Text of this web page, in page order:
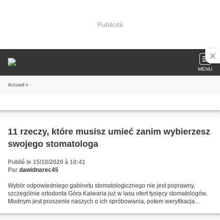
Publicité
MENU
Accueil »
11 rzeczy, które musisz umieć zanim wybierzesz
swojego stomatologa
Publié le 15/10/2020 à 10:41
Par dawidnarec45
Wybór odpowiedniego gabinetu stomatologicznego nie jest poprawny,
szczególnie ortodonta Góra Kalwaria już w lasu ofert tysięcy stomatologów.
Modnym jest proszenie naszych o ich spróbowania, potem weryfikacja